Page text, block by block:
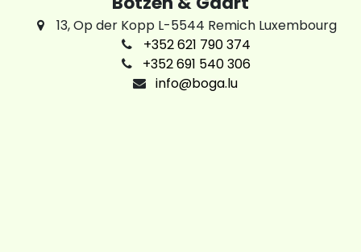
13, Op der Kopp L-5544 Remich Luxembourg
+352 621 790 374
+352 691 540 306
info@boga.lu